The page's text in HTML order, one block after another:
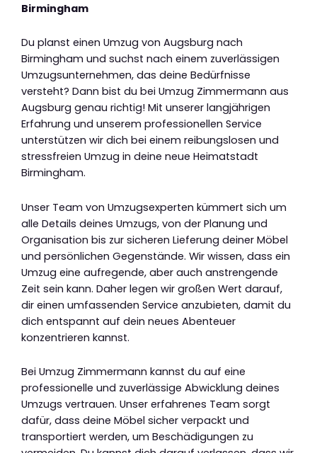
Birmingham
Du planst einen Umzug von Augsburg nach
Birmingham und suchst nach einem zuverlässigen
Umzugsunternehmen, das deine Bedürfnisse
versteht? Dann bist du bei Umzug Zimmermann aus
Augsburg genau richtig! Mit unserer langjährigen
Erfahrung und unserem professionellen Service
unterstützen wir dich bei einem reibungslosen und
stressfreien Umzug in deine neue Heimatstadt
Birmingham.
Unser Team von Umzugsexperten kümmert sich um
alle Details deines Umzugs, von der Planung und
Organisation bis zur sicheren Lieferung deiner Möbel
und persönlichen Gegenstände. Wir wissen, dass ein
Umzug eine aufregende, aber auch anstrengende
Zeit sein kann. Daher legen wir großen Wert darauf,
dir einen umfassenden Service anzubieten, damit du
dich entspannt auf dein neues Abenteuer
konzentrieren kannst.
Bei Umzug Zimmermann kannst du auf eine
professionelle und zuverlässige Abwicklung deines
Umzugs vertrauen. Unser erfahrenes Team sorgt
dafür, dass deine Möbel sicher verpackt und
transportiert werden, um Beschädigungen zu